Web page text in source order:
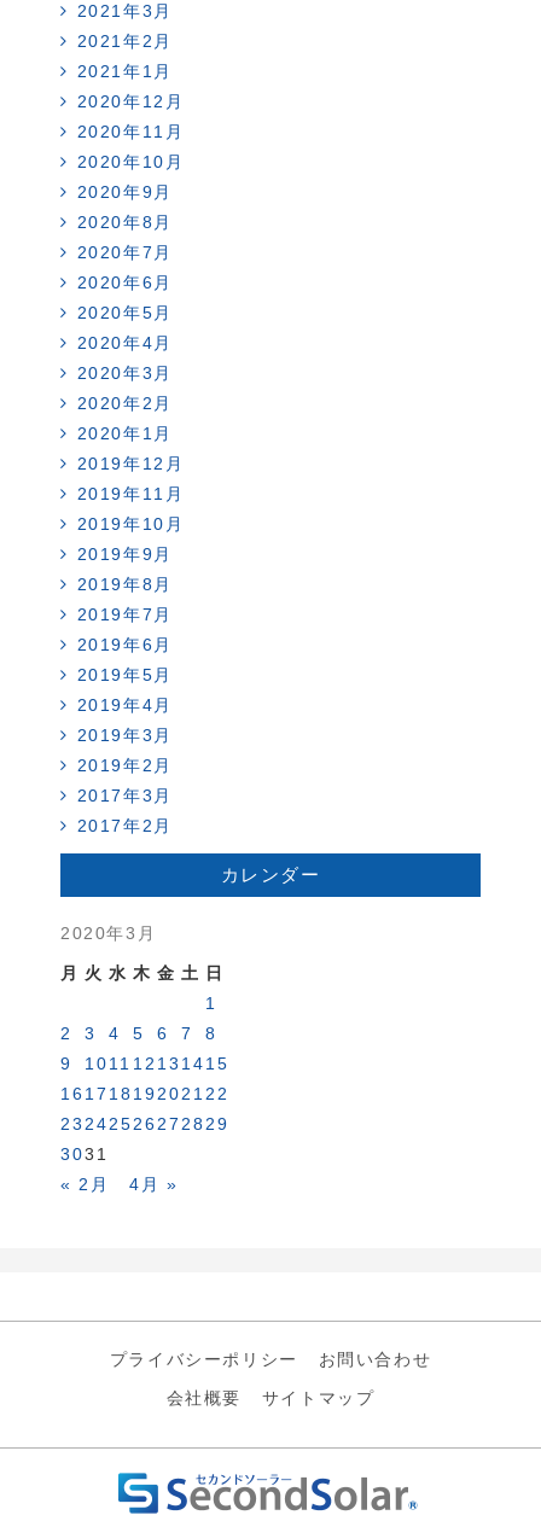
2021年3月
2021年2月
2021年1月
2020年12月
2020年11月
2020年10月
2020年9月
2020年8月
2020年7月
2020年6月
2020年5月
2020年4月
2020年3月
2020年2月
2020年1月
2019年12月
2019年11月
2019年10月
2019年9月
2019年8月
2019年7月
2019年6月
2019年5月
2019年4月
2019年3月
2019年2月
2017年3月
2017年2月
カレンダー
2020年3月
月 火 水 木 金 土
日
1
2
3 4 5 6 7
8
9
1011 12 13 1415
1617 18192021 22
23 24252627 2829
3031
« 2月
4月 »
プライバシーポリシー
お問い合わせ
会社概要
サイトマップ